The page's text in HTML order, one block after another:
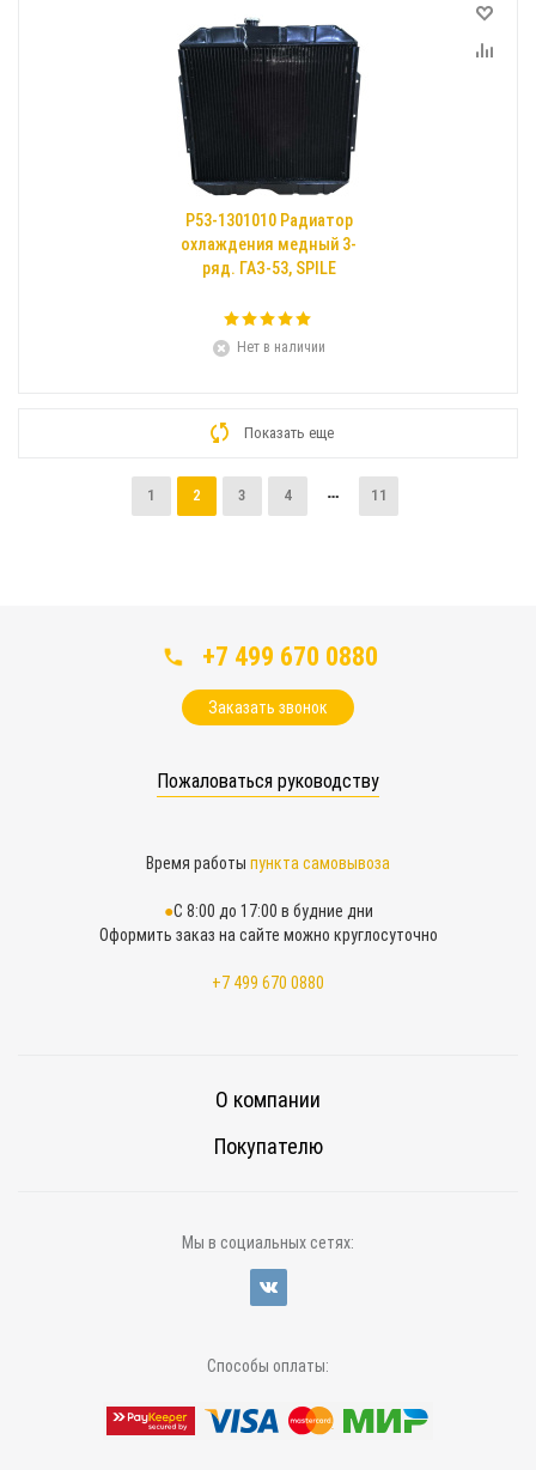
Р53-1301010 Радиатор
охлаждения медный 3-
ряд. ГАЗ-53, SPILE
Нет в наличии
Показать еще
1 2 3 4 11
+7 499 670 0880
Заказать звонок
Пожаловаться руководству
Время работы пункта самовывоза
С 8:00 до 17:00 в будние дни
Оформить заказ на сайте можно круглосуточно
+7 499 670 0880
О компании
Покупателю
Мы в социальных сетях:
Способы оплаты: